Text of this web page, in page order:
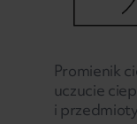
Promienik
uczucie
i